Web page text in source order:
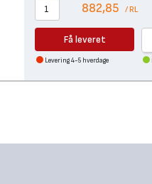
882,85 / RL
Få leveret
Levering 4-5 hverdage